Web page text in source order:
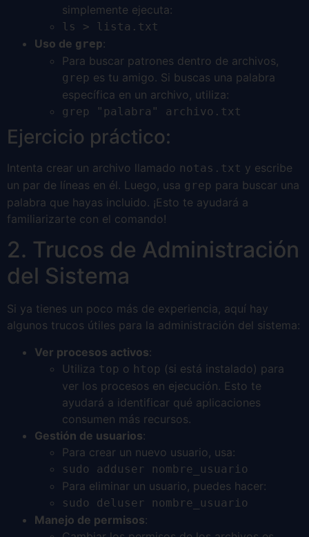
simplemente ejecuta:
ls > lista.txt
Uso de grep:
Para buscar patrones dentro de archivos,
grep es tu amigo. Si buscas una palabra
específica en un archivo, utiliza:
grep "palabra" archivo.txt
Ejercicio práctico:
Intenta crear un archivo llamado notas.txt y escribe
un par de líneas en él. Luego, usa grep para buscar una
palabra que hayas incluido. ¡Esto te ayudará a
familiarizarte con el comando!
2. Trucos de Administración
del Sistema
Si ya tienes un poco más de experiencia, aquí hay
algunos trucos útiles para la administración del sistema:
Ver procesos activos:
Utiliza top o htop (si está instalado) para
ver los procesos en ejecución. Esto te
ayudará a identificar qué aplicaciones
consumen más recursos.
Gestión de usuarios:
Para crear un nuevo usuario, usa:
sudo adduser nombre_usuario
Para eliminar un usuario, puedes hacer:
sudo deluser nombre_usuario
Manejo de permisos: